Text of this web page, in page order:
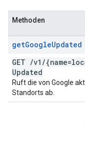
Methoden
getGoogleUpdated
GET /v1 /
Updated
Ruft die von Google
Standorts ab.